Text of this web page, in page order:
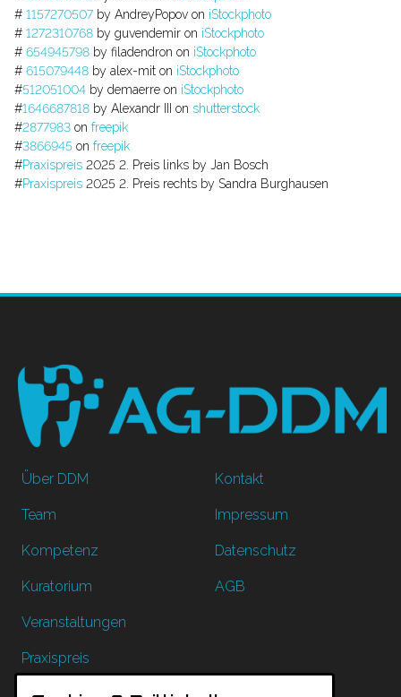
# 1157270507 by AndreyPopov on iStockphoto
# 1272310768 by guvendemir on iStockphoto
# 654945798 by filadendron on iStockphoto
# 615079448 by alex-mit on iStockphoto
#512051004 by demaerre on iStockphoto
#1646687818 by Alexandr III on shutterstock
#2877983 on freepik
#3866945 on freepik
#Praxispreis 2025 2. Preis links by Jan Bosch
#Praxispreis 2025 2. Preis rechts by Sandra Burghausen
Über DDM
Team
Kompetenz
Kuratorium
Veranstaltungen
Praxispreis
Mitgliederbereich
Kontakt
Impressum
Datenschutz
AGB